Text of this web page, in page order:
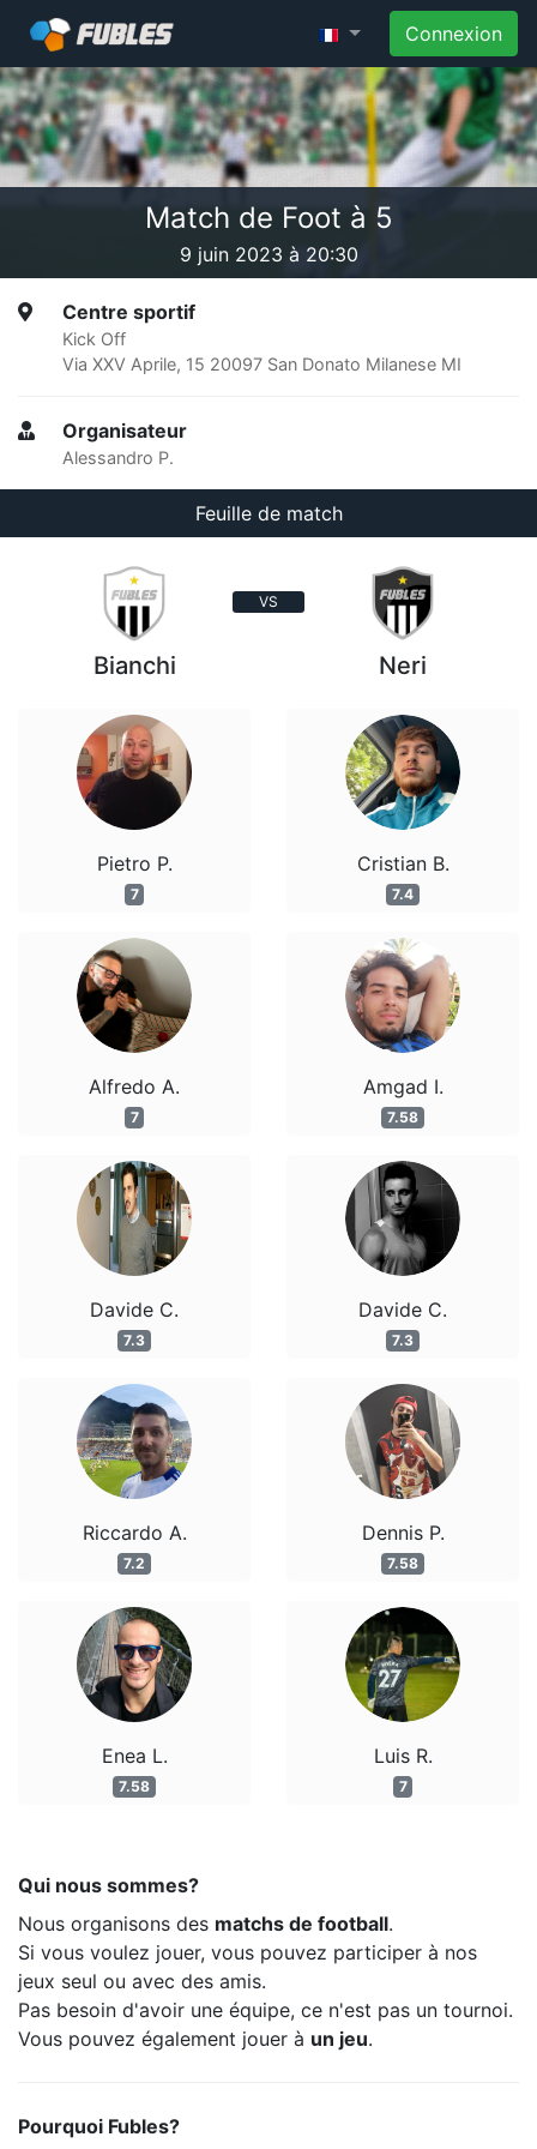
Connexion
Match de Foot à 5
9 juin 2023 à 20:30
Centre sportif
Kick Off
Via XXV Aprile, 15 20097 San Donato Milanese MI
Organisateur
Alessandro P.
Feuille de match
VS
Bianchi
Pietro P.
7
Alfredo A.
7
Davide C.
7.3
Riccardo A.
7.2
Enea L.
7.58
Neri
Cristian B.
7.4
Amgad I.
7.58
Davide C.
7.3
Dennis P.
7.58
Luis R.
7
Qui nous sommes?
Nous organisons des matchs de football.
Si vous voulez jouer, vous pouvez participer à nos
jeux seul ou avec des amis.
Pas besoin d'avoir une équipe, ce n'est pas un tournoi.
Vous pouvez également jouer à un jeu.
Pourquoi Fubles?